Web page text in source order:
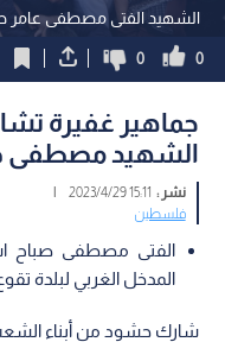
الشهيد الفتى مصطفى عامر صباح "16 عاما" محمولا
0
0
جماهير غفيرة
الشهيد مصطفى
نشر : 15:11 2023/4/29
|
فلسطين
الفتى مصطفى صباح
المدخل الغربي لبلدة
شارك حشود من أبناء